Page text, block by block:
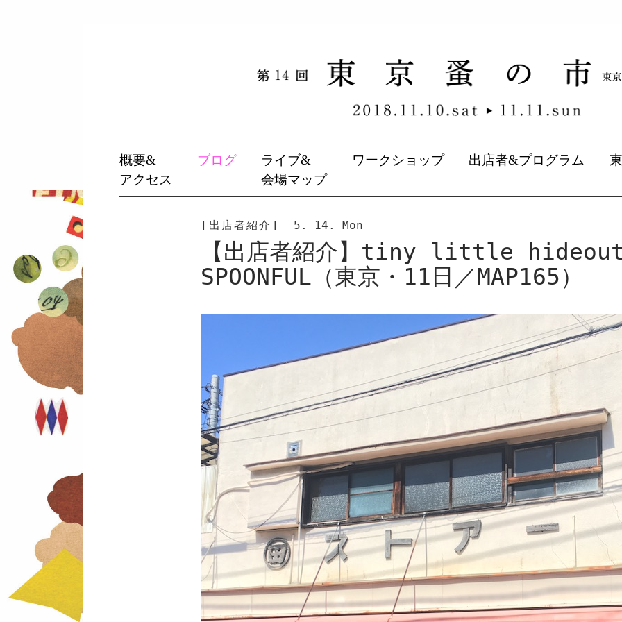
TO
CONTENT
概要&
アクセス
ブログ
ライブ&
会場マップ
ワークショップ 出店者&プログラム
[出店者紹介] 5. 14. Mon
【出店者紹介】tiny little
SPOONFUL（東京・11日／MAP165）